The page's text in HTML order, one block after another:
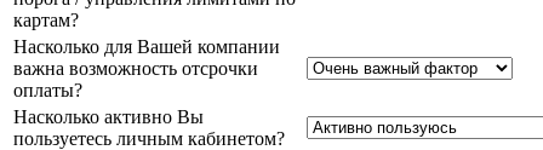
картам?
Насколько для Вашей компании
важна возможность отсрочки
оплаты?
Насколько активно Вы
пользуетесь личным кабинетом?